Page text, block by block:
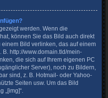
werden. Wenn die
können Sie das Bild auch direkt
Bild verlinken, das auf einem
http://www.domain.tld/mein-
die sich auf Ihrem eigenen PC
Server), noch zu Bildern,
sind, z. B. Hotmail- oder Yahoo-
Seiten usw. Um das Bild
„[img]“.